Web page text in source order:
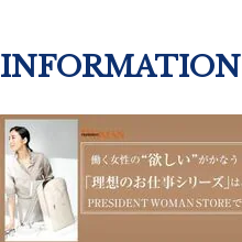
INFORMATION